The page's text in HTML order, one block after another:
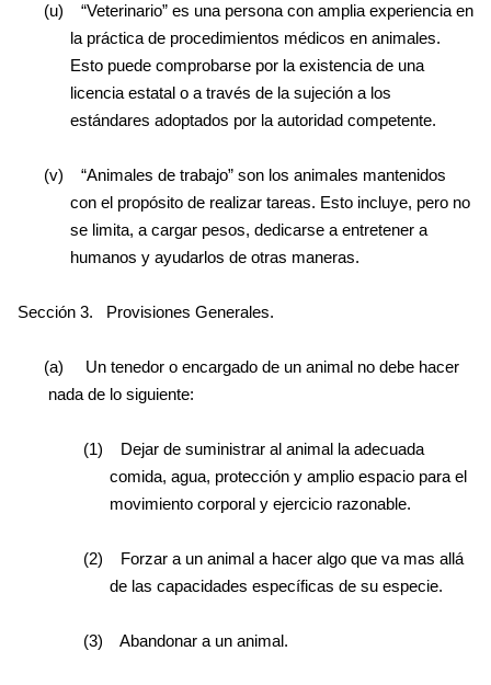
(u)
“Veterinario” es una persona con amplia experiencia en
la práctica de procedimientos médicos en animales.
Esto puede comprobarse por la existencia de una
licencia estatal o a través de la sujeción a los
estándares adoptados por la autoridad competente.
(v)
“Animales de trabajo” son los animales mantenidos
con el propósito de realizar tareas. Esto incluye, pero no
se limita, a cargar pesos, dedicarse a entretener a
humanos y ayudarlos de otras maneras.
Sección 3. Provisiones Generales.
(a)
Un tenedor o encargado de un animal no debe hacer
nada de lo siguiente:
(1)
Dejar de suministrar al animal la adecuada
comida, agua, protección y amplio espacio para el
movimiento corporal y ejercicio razonable.
(2)
Forzar a un animal a hacer algo que va mas allá
de las capacidades específicas de su especie.
(3) Abandonar a un animal.